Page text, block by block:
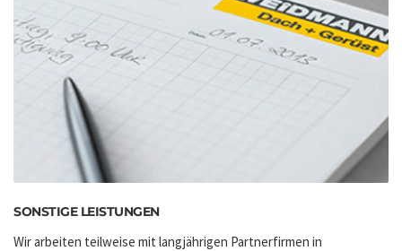
SONSTIGE LEISTUNGEN
Wir arbeiten teilweise mit langjährigen Partnerfirmen in